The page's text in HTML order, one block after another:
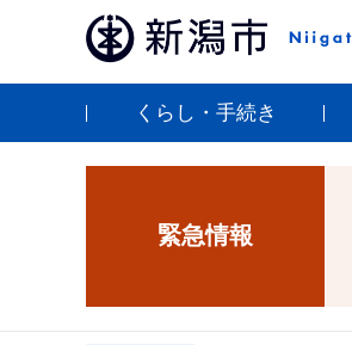
ペ
くらし・手続き
緊急情報